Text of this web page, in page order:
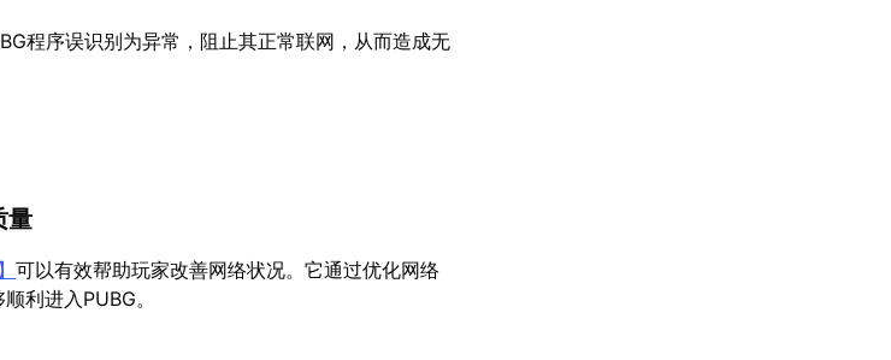
程序误识别为异常，阻止其正常联网，从而造成无
量
】可以有效帮助玩家改善网络状况。它通过优化网络
利进入PUBG。